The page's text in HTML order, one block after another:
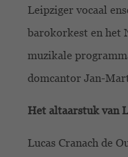
Leipziger vocaal
barokorkest en het
muzikale
domcantor Jan-
Het altaarstuk van
Lucas Cranach de